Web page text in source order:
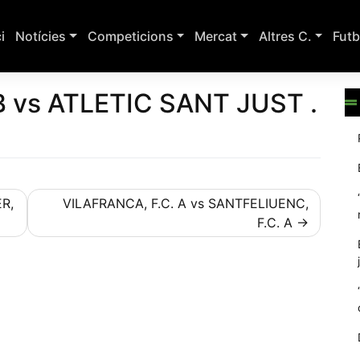
Notícies Competicions Mercat Altres C.
vs ATLETIC SANT JUST .
VILAFRANCA, F.C. A vs SANTFELIUENC,
F.C. A